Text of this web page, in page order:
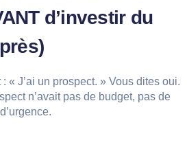
d’investir du
« J’ai un prospect. » Vous dites oui.
n’avait pas de budget, pas de